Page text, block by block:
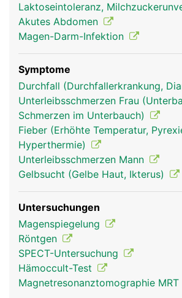
dünndarm frau dünndarm mann
Laktoseintoleranz,
Akutes Abdomen
Magen-Darm-Infektion
Symptome
Durchfall (Durchfallerkrankung,
Unterleibsschmerzen Frau
Schmerzen im Unterbauch)
Fieber (Erhöhte Temperatur,
Hyperthermie)
Unterleibsschmerzen Mann
Gelbsucht (Gelbe Haut, Ikterus)
Untersuchungen
Magenspiegelung
Röntgen
SPECT-Untersuchung
Hämoccult-Test
Magnetresonanztomographie MRT